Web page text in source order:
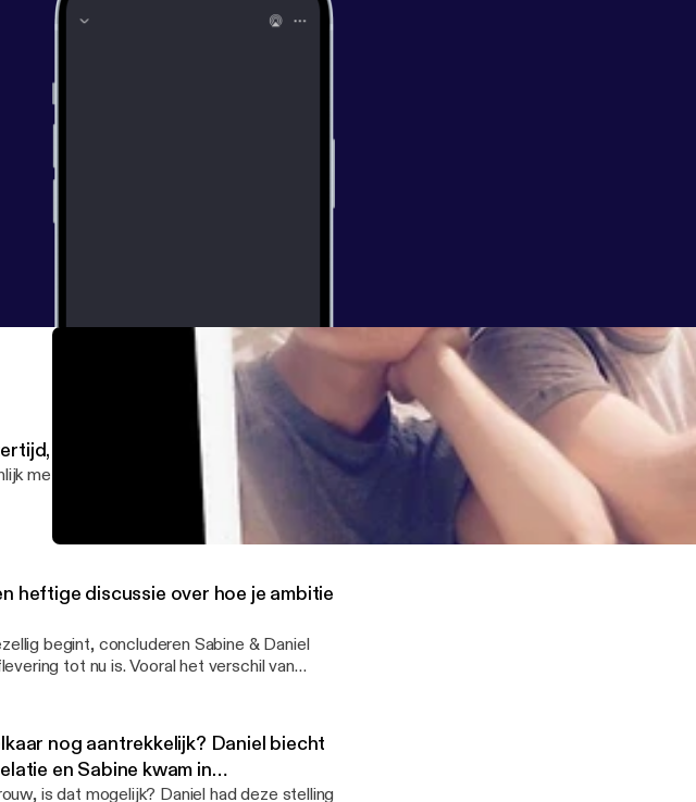
snowboarden, en...
met wat small talk. Of ze echt verder
heftige discussie over hoe je ambitie
begint, concluderen Sabine & Daniel
tot nu is. Vooral het verschil van
uit de hand...
nog aantrekkelijk? Daniel biecht
en Sabine kwam in
mannen...
is dat mogelijk? Daniel had deze stelling